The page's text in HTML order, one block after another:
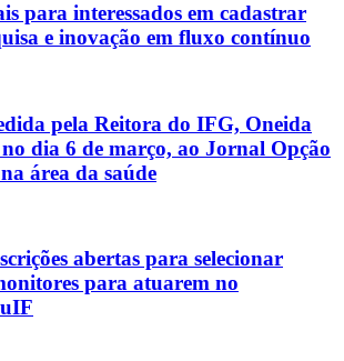
para interessados em cadastrar
e inovação em fluxo contínuo
pela Reitora do IFG, Oneida
dia 6 de março, ao Jornal Opção
área da saúde
abertas para selecionar
para atuarem no